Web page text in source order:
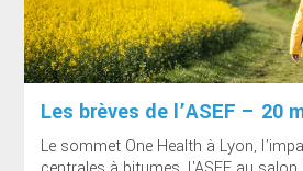
Les brèves de l’ASEF – 20
Le sommet One Health à Lyon,